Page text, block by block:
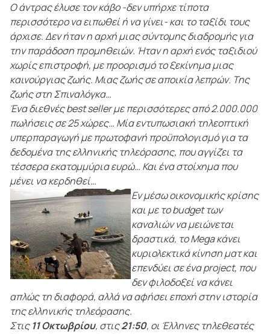
Ο άντρας έλυσε τον κάβο -δεν υπήρχε τίποτα
περισσότερο να ειπωθεί ή να γίνει- και το ταξίδι τους
άρχισε. Δεν ήταν η αρχή μιας σύντομης διαδρομής για
την παράδοση προμηθειών. Ήταν η αρχή ενός ταξιδιού
χωρίς επιστροφή, με προορισμό το ξεκίνημα μιας
καινούργιας ζωής. Μιας ζωής σε αποικία λεπρών. Της
ζωής στη Σπιναλόγκα…
Ένα διεθνές best seller με περισσότερες από 2.000.000
πωλήσεις σε 25 χώρες… Μία εντυπωσιακή τηλεοπτική
υπερπαραγωγή με πρωτοφανή προϋπολογισμό για τα
δεδομένα της ελληνικής τηλεόρασης, που αγγίζει τα
τέσσερα εκατομμύρια ευρώ… Και ένα στοίχημα που
μένει να κερδηθεί…
Εν μέσω οικονομικής κρίσης
και με το budget των
καναλιών να μειώνεται
δραστικά, το Mega κάνει
κυριολεκτικά κίνηση ματ και
επενδύει σε ένα project, που
δεν φιλοδοξεί να κάνει
απλώς τη διαφορά, αλλά να αφήσει εποχή στην ιστορία
της ελληνικής τηλεόρασης.
Στις 11 Οκτωβρίου, στις21:50, οι Έλληνες τηλεθεατές